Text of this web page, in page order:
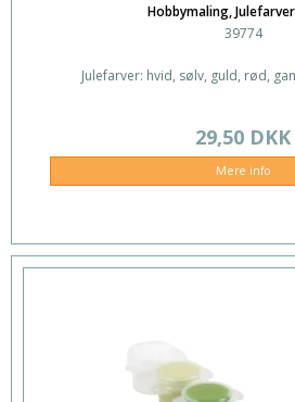
Hobbymaling,
39774
Julefarver: hvid, sølv, guld, rød,
29,50 DKK
Mere info